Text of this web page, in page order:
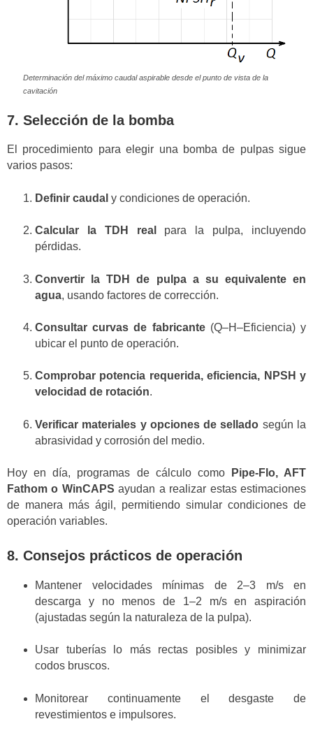
Determinación del máximo caudal aspirable desde el punto de vista de la
cavitación
7. Selección de la bomba
El procedimiento para elegir una bomba de pulpas sigue
varios pasos:
Definir caudal y condiciones de operación.
Calcular la TDH real
para la pulpa, incluyendo
pérdidas.
Convertir la TDH de pulpa a su equivalente en
agua, usando factores de corrección.
Consultar curvas de fabricante(Q–H–Eficiencia) y
ubicar el punto de operación.
Comprobar potencia requerida, eficiencia, NPSH y
velocidad de rotación.
Verificar materiales y opciones de sellado según la
abrasividad y corrosión del medio.
Hoy en día, programas de cálculo como
Pipe-Flo, AFT
Fathom o WinCAPS ayudan a realizar estas estimaciones
de manera más ágil, permitiendo simular condiciones de
operación variables.
8. Consejos prácticos de operación
Mantener velocidades mínimas de 2–3 m/s en
descarga y no menos de 1–2 m/s en aspiración
(ajustadas según la naturaleza de la pulpa).
Usar tuberías lo más rectas posibles y minimizar
codos bruscos.
Monitorear continuamente el desgaste de
revestimientos e impulsores.